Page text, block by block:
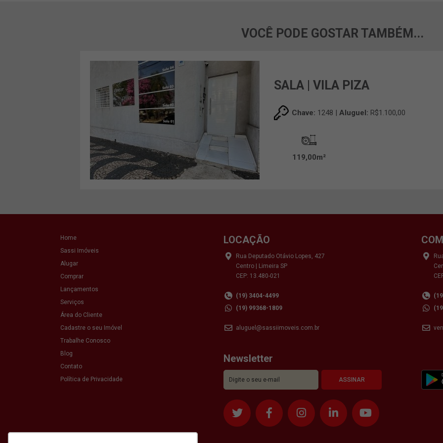
VOCÊ PODE GOSTAR TAMBÉM...
SALA | VILA PIZA
Chave: 1248 |Aluguel: R$1.100,00
119,00m²
Home
Sassi Imóveis
Alugar
Comprar
Lançamentos
Serviços
Área do Cliente
Cadastre o seu Imóvel
Trabalhe Conosco
Blog
Contato
Política de Privacidade
LOCAÇÃO
Rua Deputado Otávio Lopes, 427
Centro | Limeira SP
CEP: 13.480-021
(19) 3404-4499
(19) 99368-1809
aluguel@sassiimoveis.com.br
Newsletter